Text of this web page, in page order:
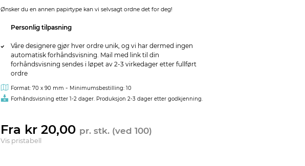
Ønsker du en annen papirtype kan vi selvsagt ordne det for deg!
Personlig tilpasning
Våre designere gjør hver ordre unik, og vi har dermed ingen
automatisk forhåndsvisning. Mail med link til din
forhåndsvisning sendes i løpet av 2-3 virkedager etter fullført
ordre
Format: 70 x 90 mm - Minimumsbestilling: 10
Forhåndsvisning etter 1-2 dager. Produksjon 2-3 dager etter godkjenning.
Fra kr 20,00 pr. stk. (ved 100)
Vis pristabell